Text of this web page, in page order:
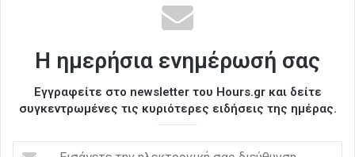
Η ημερήσια ενημέρωσή σας
Εγγραφείτε στο newsletter του Hours.gr και δείτε
συγκεντρωμένες τις κυριότερες ειδήσεις της ημέρας.